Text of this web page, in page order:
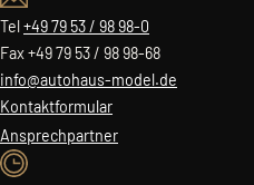
Tel+49 79 53 / 98 98-0
Fax +49 79 53 / 98 98-68
info@autohaus-model.de
Kontaktformular
Ansprechpartner